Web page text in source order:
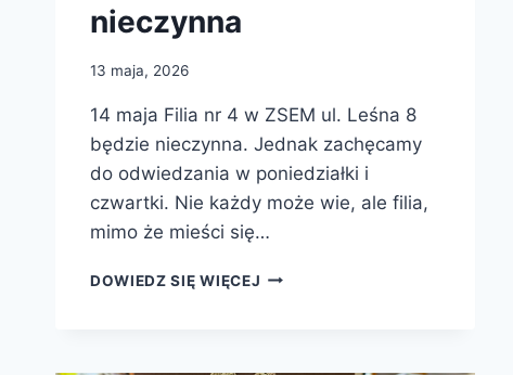
nieczynna
13 maja, 2026
14 maja Filia nr 4 w ZSEM ul. Leśna 8
będzie nieczynna. Jednak zachęcamy
do odwiedzania w poniedziałki i
czwartki. Nie każdy może wie, ale filia,
mimo że mieści się…
DOWIEDZ SIĘ WIĘCEJ 14